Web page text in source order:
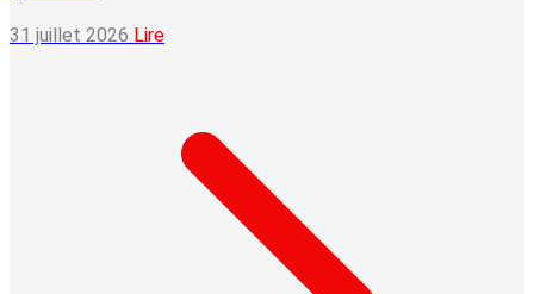
31 juillet 2026 Lire